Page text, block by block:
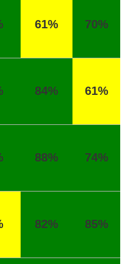
61% 70%
84% 61%
88% 74%
82% 85%
этим прогнозом,
активных хищников
к этому календарю
неудачных
нет - решайте сами
Рыбалка прошла
и налима
нейтральным, ни
улова
рыбок,
прогноз, под
прогнозе клева после